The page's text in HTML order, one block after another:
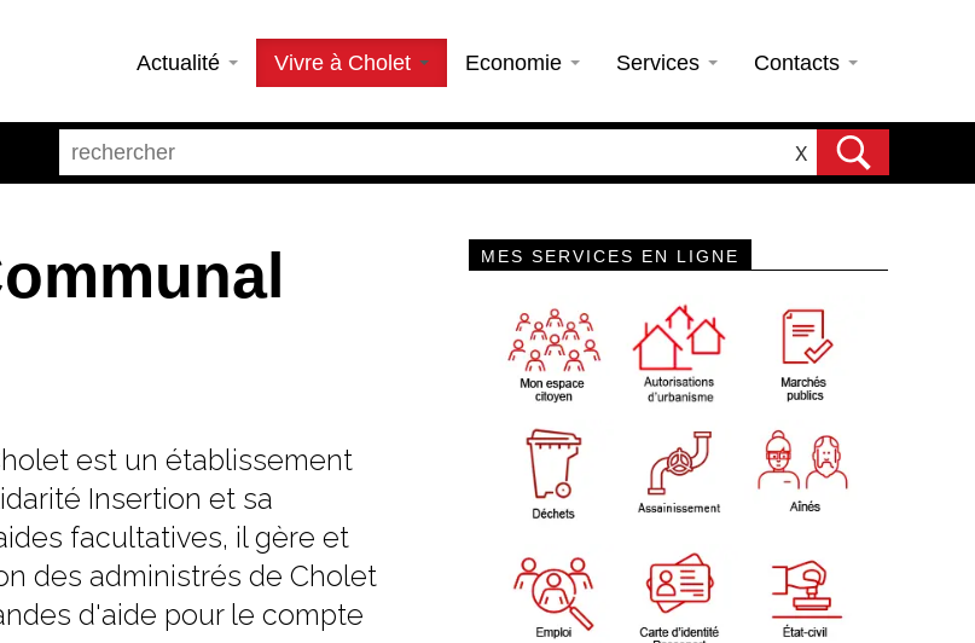
Actualité Vivre à Cholet Economie Services Contacts
X
est un établissement
Insertion et sa
facultatives, il gère et
des administrés de Cholet
d'aide pour le compte
MES SERVICES EN LIGNE